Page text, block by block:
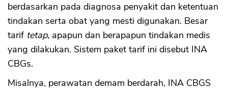
berdasarkan pada diagnosa penyakit dan ketentuan
tindakan serta obat yang mesti digunakan. Besar
tarif tetap, apapun dan berapapun tindakan medis
yang dilakukan. Sistem paket tarif ini disebut INA
CBGs.
Misalnya, perawatan demam berdarah, INA CBGS